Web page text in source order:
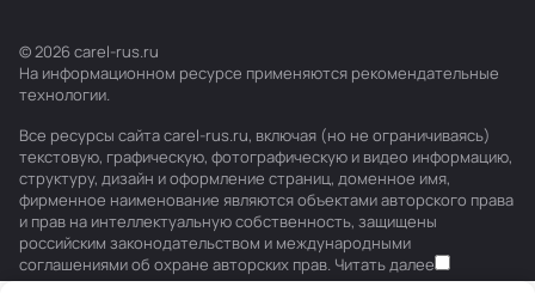
© 2026 carel-rus.ru
На информационном ресурсе применяются рекомендательные
технологии.
Все ресурсы сайта carel-rus.ru, включая (но не ограничиваясь)
текстовую, графическую, фотографическую и видео информацию,
структуру, дизайн и оформление страниц, доменное имя,
фирменное наименование являются объектами авторского права
и прав на интеллектуальную собственность, защищены
российским законодательством и международными
соглашениями об охране авторских прав. Читать далее